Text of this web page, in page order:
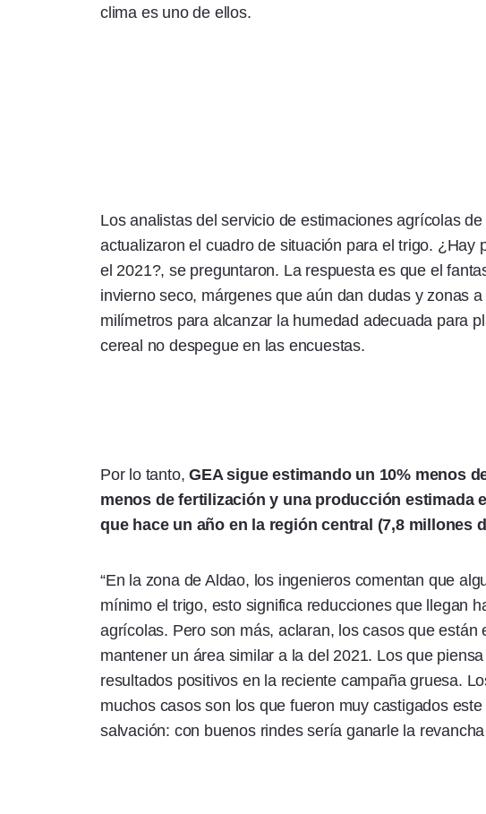
clima es uno de ellos.
Los analistas del servicio de estimaciones agrícolas
actualizaron el cuadro de situación para el trigo. ¿Hay
el 2021?, se preguntaron. La respuesta es que el
invierno seco, márgenes que aún dan dudas y zonas
milímetros para alcanzar la humedad adecuada para
cereal no despegue en las encuestas.
Por lo tanto,GEA sigue estimando un 10% menos
menos de fertilización y una producción estimada
que hace un año en la región central (7,8 millones
“En la zona de Aldao, los ingenieros comentan que
mínimo el trigo, esto significa reducciones que llegan
agrícolas. Pero son más, aclaran, los casos que
mantener un área similar a la del 2021. Los que
resultados positivos en la reciente campaña gruesa.
muchos casos son los que fueron muy castigados
salvación: con buenos rindes sería ganarle la